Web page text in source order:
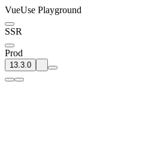
VueUse Playground
SSR
Prod
13.3.0